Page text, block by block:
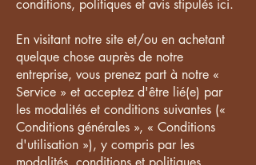
conditions, politiques et avis stipulés ici.
En visitant notre site et/ou en achetant
quelque chose auprès de notre
entreprise, vous prenez part à notre «
Service » et acceptez d'être lié(e) par
les modalités et conditions suivantes («
Conditions générales », « Conditions
d'utilisation »), y compris par les